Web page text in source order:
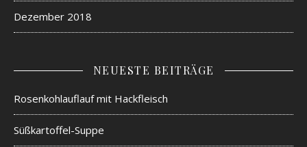
Dezember 2018
NEUESTE BEITRÄGE
Rosenkohlauflauf mit Hackfleisch
Süßkartoffel-Suppe